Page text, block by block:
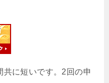
に短いです。2回の申